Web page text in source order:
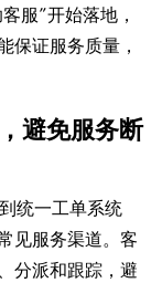
服”开始落地，
保证服务质量，
避免服务断
统一工单系统
见服务渠道。客
分派和跟踪，避